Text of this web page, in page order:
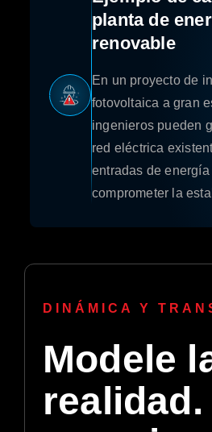
planta de
renovable
En un proyecto de
fotovoltaica a gran
ingenieros pueden
red eléctrica
entradas de
comprometer la
DINÁMICA Y
Modele
realidad.